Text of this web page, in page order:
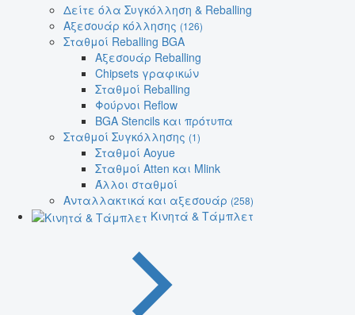
Δείτε όλα Συγκόλληση & Reballing
Αξεσουάρ κόλλησης (126)
Σταθμοί Reballing BGA
Αξεσουάρ Reballing
Chipsets γραφικών
Σταθμοί Reballing
Φούρνοι Reflow
BGA Stencils και πρότυπα
Σταθμοί Συγκόλλησης (1)
Σταθμοί Aoyue
Σταθμοί Atten και Mlink
Άλλοι σταθμοί
Ανταλλακτικά και αξεσουάρ (258)
Κινητά & Τάμπλετ